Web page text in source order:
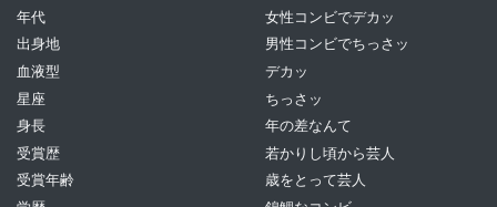
年代
出身地
血液型
星座
身長
受賞歴
受賞年齢
女性コンビでデカッ
男性コンビでちっさッ
デカッ
ちっさッ
年の差なんて
若かりし頃から芸人
歳をとって芸人